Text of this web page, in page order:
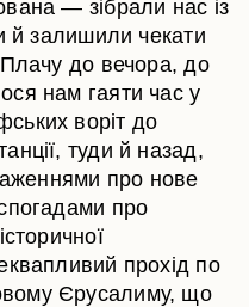
— зібрали нас із
й залишили чекати
Плачу до вечора, до
нам гаяти час у
воріт до
туди й назад,
про нове
про
прохід по
Єрусалиму, що